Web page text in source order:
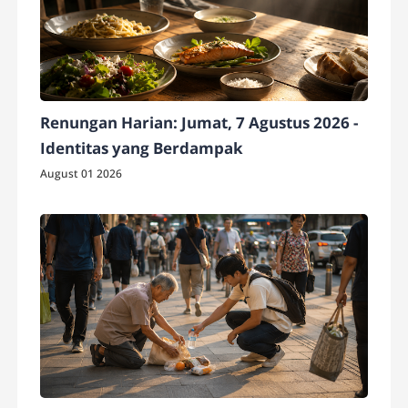
Renungan Harian: Jumat, 7 Agustus 2026 -
Identitas yang Berdampak
August 01 2026